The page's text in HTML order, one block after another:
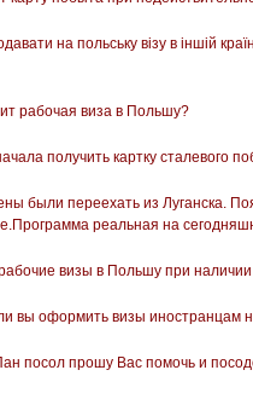
на польську візу в іншій
рабочая виза в Польшу?
получить картку сталевого
были переехать из Луганска.
реальная на
визы в Польшу при
вы оформить визы
посол прошу Вас помочь и